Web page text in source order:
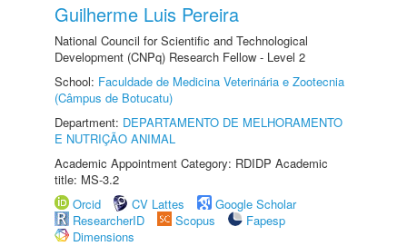
Guilherme Luis Pereira
National Council for Scientific and Technological
Development (CNPq) Research Fellow - Level 2
School: Faculdade de Medicina Veterinária e Zootecnia
(Câmpus de Botucatu)
Department: DEPARTAMENTO DE MELHORAMENTO
E NUTRIÇÃO ANIMAL
Academic Appointment Category: RDIDP Academic
title: MS-3.2
Orcid
CV Lattes
Google Scholar
ResearcherID
Scopus
Fapesp
Dimensions